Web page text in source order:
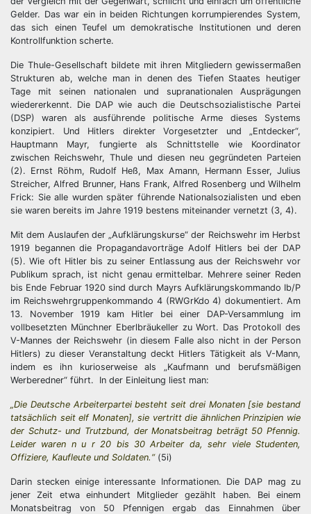
Gelder. Das war ein in beiden Richtungen korrumpierendes System,
das sich einen Teufel um demokratische Institutionen und deren
Kontrollfunktion scherte.
Die Thule-Gesellschaft bildete mit ihren Mitgliedern gewissermaßen
Strukturen ab, welche man in denen des Tiefen Staates heutiger
Tage mit seinen nationalen und supranationalen Ausprägungen
wiedererkennt. Die DAP wie auch die Deutschsozialistische Partei
(DSP) waren als ausführende politische Arme dieses Systems
konzipiert. Und Hitlers direkter Vorgesetzter und „Entdecker“,
Hauptmann Mayr, fungierte als Schnittstelle wie Koordinator
zwischen Reichswehr, Thule und diesen neu gegründeten Parteien
(2). Ernst Röhm, Rudolf Heß, Max Amann, Hermann Esser, Julius
Streicher, Alfred Brunner, Hans Frank, Alfred Rosenberg und Wilhelm
Frick: Sie alle wurden später führende Nationalsozialisten und eben
sie waren bereits im Jahre 1919 bestens miteinander vernetzt (3, 4).
Mit dem Auslaufen der „Aufklärungskurse“ der Reichswehr im Herbst
1919 begannen die Propagandavorträge Adolf Hitlers bei der DAP
(5). Wie oft Hitler bis zu seiner Entlassung aus der Reichswehr vor
Publikum sprach, ist nicht genau ermittelbar. Mehrere seiner Reden
bis Ende Februar 1920 sind durch Mayrs Aufklärungskommando Ib/P
im Reichswehrgruppenkommando 4 (RWGrKdo 4) dokumentiert. Am
13. November 1919 kam Hitler bei einer DAP-Versammlung im
vollbesetzten Münchner Eberlbräukeller zu Wort. Das Protokoll des
V-Mannes der Reichswehr (in diesem Falle also nicht in der Person
Hitlers) zu dieser Veranstaltung deckt Hitlers Tätigkeit als V-Mann,
indem es ihn kurioserweise als „Kaufmann und berufsmäßigen
Werberedner“ führt. In der Einleitung liest man:
„Die Deutsche Arbeiterpartei besteht seit drei Monaten [sie bestand
tatsächlich seit elf Monaten], sie vertritt die ähnlichen Prinzipien wie
der Schutz- und Trutzbund, der Monatsbeitrag beträgt 50 Pfennig.
Leider waren n u r 20 bis 30 Arbeiter da, sehr viele Studenten,
Offiziere, Kaufleute und Soldaten.“(5i)
Darin stecken einige interessante Informationen. Die DAP mag zu
jener Zeit etwa einhundert Mitglieder gezählt haben. Bei einem
Monatsbeitrag von 50 Pfennigen ergab das Einnahmen über